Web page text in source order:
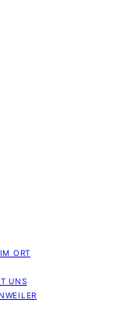
ORT
UNS